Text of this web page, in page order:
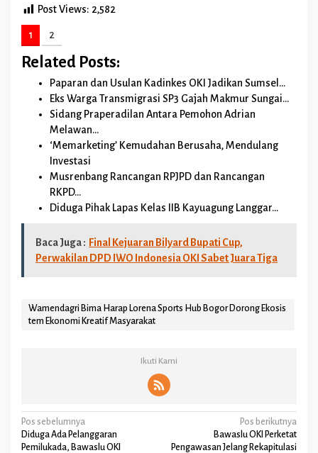
t
a
y
a
r
k
a
Post Views: 2,582
1 2
Related Posts:
Paparan dan Usulan Kadinkes OKI Jadikan Sumsel…
Eks Warga Transmigrasi SP3 Gajah Makmur Sungai…
Sidang Praperadilan Antara Pemohon Adrian
Melawan…
‘Memarketing’ Kemudahan Berusaha, Mendulang
Investasi
Musrenbang Rancangan RPJPD dan Rancangan
RKPD…
Diduga Pihak Lapas Kelas IIB Kayuagung Langgar…
Baca Juga : Final Kejuaran Bilyard Bupati Cup,
Perwakilan DPD IWO Indonesia OKI Sabet Juara Tiga
Wamendagri Bima Harap Lorena Sports Hub Bogor Dorong Ekosis
tem Ekonomi Kreatif Masyarakat
Ikuti Kami
N
a
Pos sebelumnya
Diduga Ada Pelanggaran
Pemilukada, Bawaslu OKI
Pos berikutnya
Bawaslu OKI Perketat
Pengawasan Jelang Rekapitulasi